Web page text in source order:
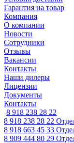
Гарантия на товар
Компания
О компании
Новости
Сотрудники
Отзывы
Вакансии
Контакты
Наши дилеры
Лицензии
Документы
Контакты
8 918 238 28 22
8 918 238 28 22
8 918 663 45 33
8 909 444 80 29